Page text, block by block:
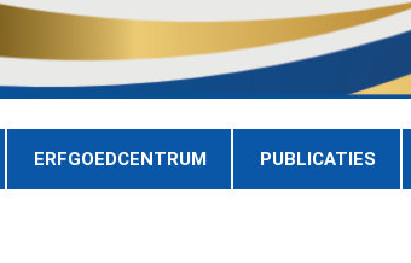
ERFGOEDCENTRUM PUBLICATIES